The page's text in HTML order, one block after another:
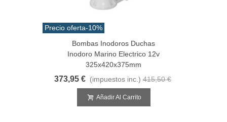
Precio oferta-10%
Bombas Inodoros Duchas
Inodoro Marino Electrico 12v
325x420x375mm
373,95 € (impuestos inc.) 415,50 €
Añadir Al Carrito